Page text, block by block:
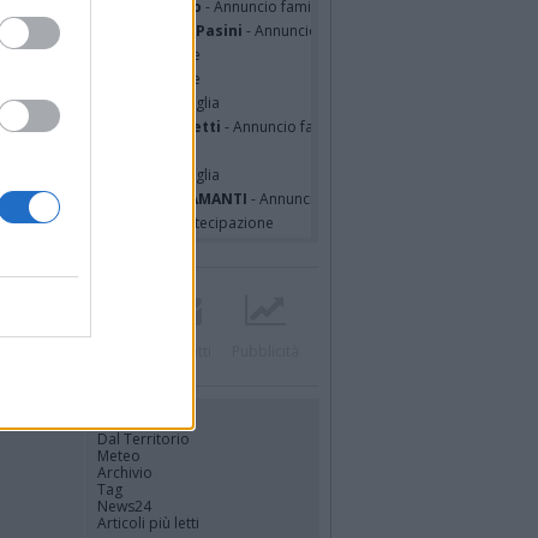
Squicciarini ved. Greco - Annuncio famiglia
Martinenghi ved. Pasini - Annuncio famiglia
Basile
- Partecipazione
- Partecipazione
Napoli
- Annuncio famiglia
Schieroni Giacometti - Annuncio famiglia
- Annuncio famiglia
MALINVERNO ved. TETTAMANTI - Annuncio famiglia
Panisi ved. Bianchi
- Partecipazione
Dal Territorio
Meteo
Archivio
Tag
News24
Articoli più letti